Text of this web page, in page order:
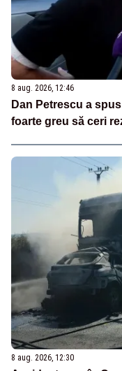
8 aug. 2026, 12:46
Dan Petrescu a
foarte greu să ceri
8 aug. 2026, 12:30